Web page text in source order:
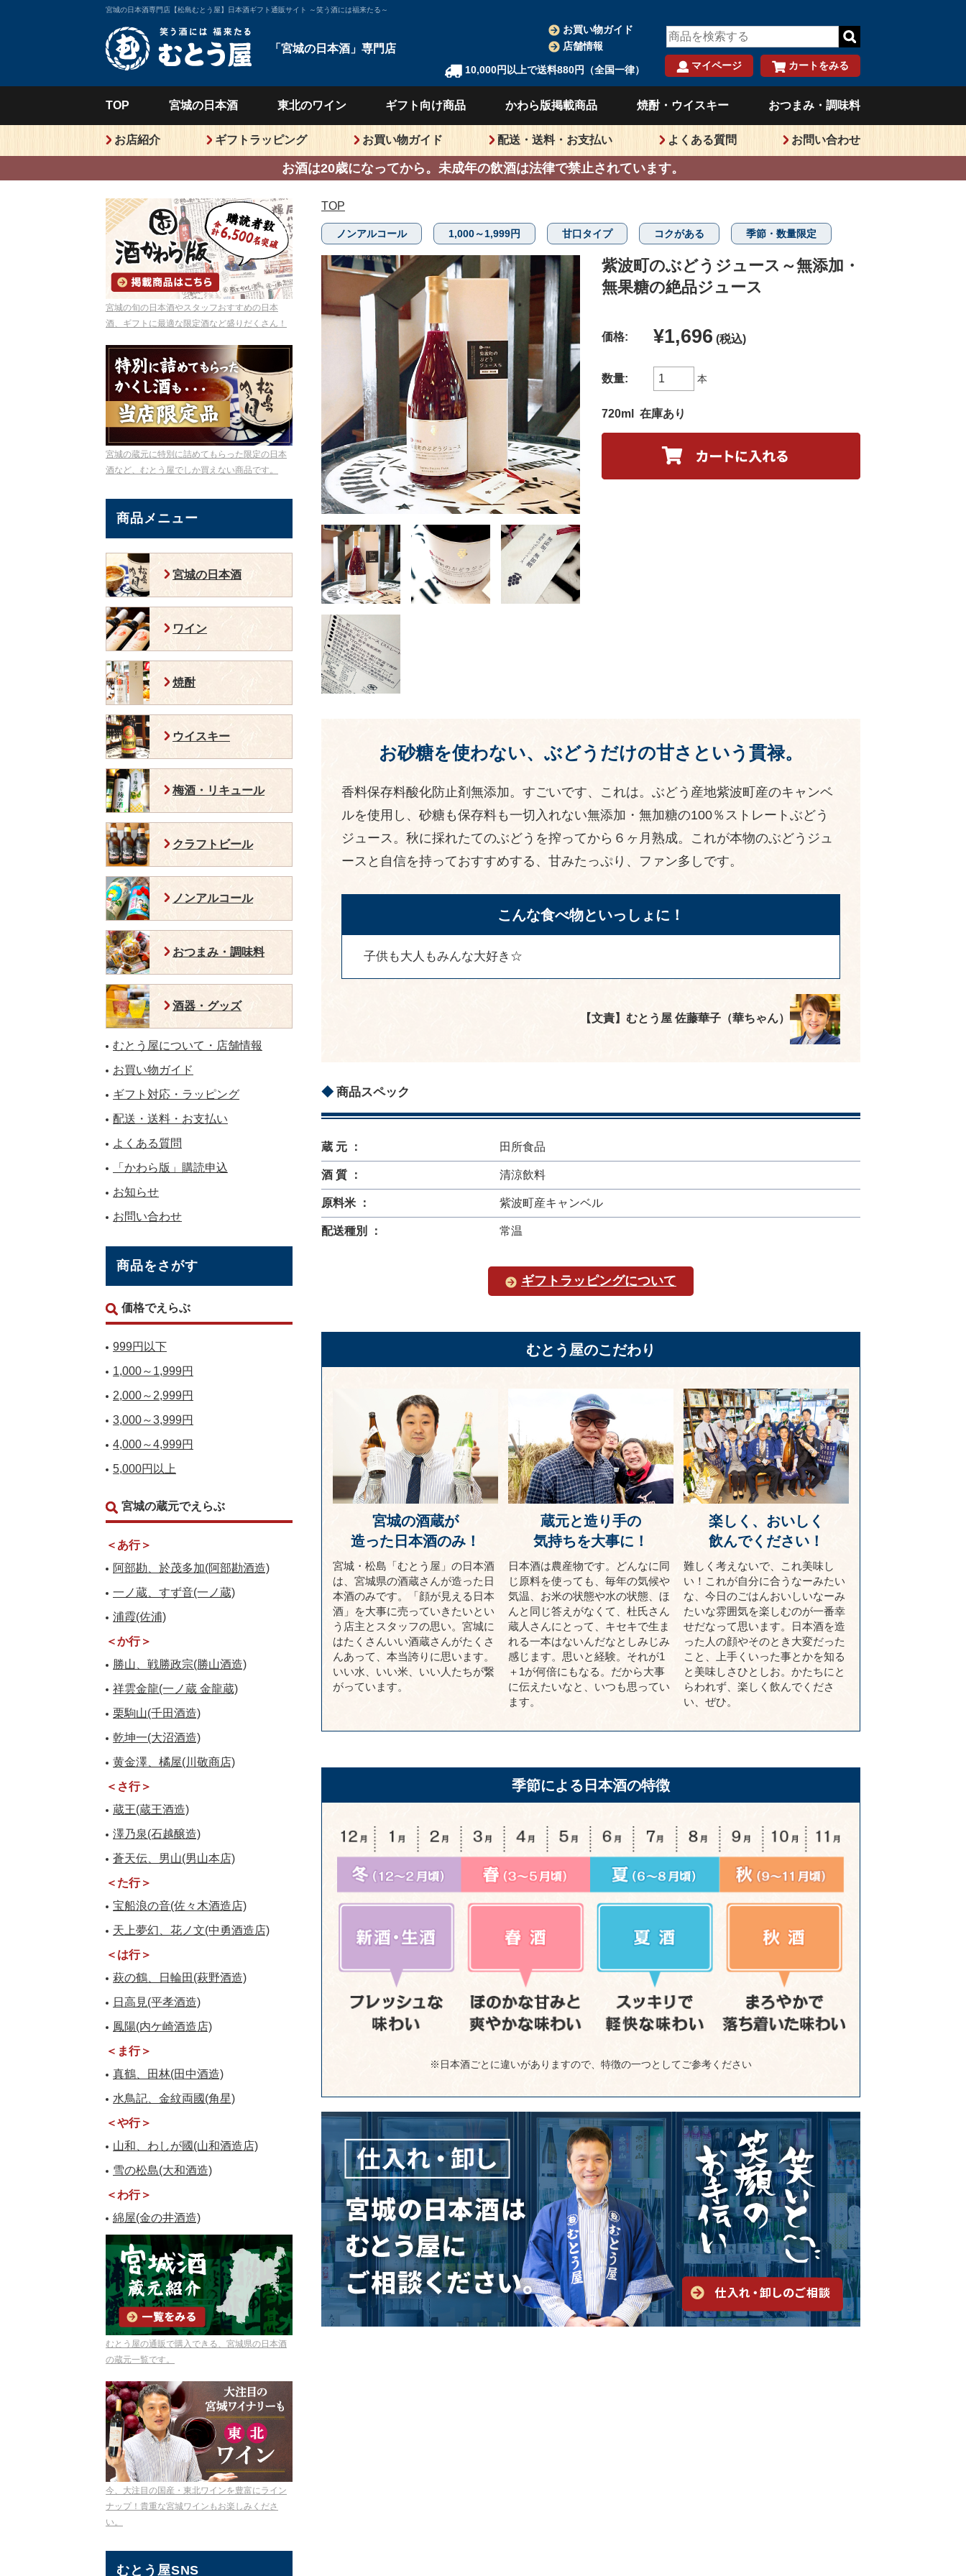
宮城の日本酒専門店【松島むとう屋】日本酒ギフト通販サイト ～笑う酒には福来たる～
「宮城の日本酒」 専門店
お買い物ガイド
店舗情報
10,000円以上で送料880円（全国一律） カートをみる
マイページ
TOP 宮城の日本酒 東北のワイン ギフト向け商品 かわら版掲載商品 焼酎・ウイスキー おつまみ・調味料
お店紹介 ギフトラッピング お買い物ガイド 配送・送料・お支払い よくある質問 お問い合わせ
お酒は20歳になってから。 未成年の飲酒は法律で禁止されています。
TOP
ノンアルコール 1,000～1,999円 甘口タイプ コクがある 季節・数量限定
紫波町のぶどうジュース～無添加・
無果糖の絶品ジュース
価格: ¥1,696 (税込)
数量: 本
720ml 在庫あり
お砂糖を使わない、ぶどうだけの甘さという貫禄。
香料保存料酸化防止剤無添加。すごいです、これは。ぶどう産地紫波町産のキャンベ
ルを使用し、砂糖も保存料も一切入れない無添加・無加糖の100％ストレートぶどう
ジュース。秋に採れたてのぶどうを搾ってから６ヶ月熟成。これが本物のぶどうジュ
ースと自信を持っておすすめする、甘みたっぷり、ファン多しです。
こんな食べ物といっしょに！
子供も大人もみんな大好き☆
【文責】むとう屋 佐藤華子（華ちゃん）
商品スペック
蔵 元 ： 田所食品
酒 質 ： 清涼飲料
原料米 ： 紫波町産キャンベル
配送種別 ： 常温
ギフトラッピングについて
むとう屋のこだわり
宮城の酒蔵が
造った日本酒のみ！
宮城・松島「むとう屋」の日本酒
は、宮城県の酒蔵さんが造った日
本酒のみです。「顔が見える日本
酒」を大事に売っていきたいとい
う店主とスタッフの思い。宮城に
はたくさんいい酒蔵さんがたくさ
んあって、本当誇りに思います。
いい水、いい米、いい人たちが繋
がっています。
蔵元と造り手の
気持ちを大事に！
日本酒は農産物です。どんなに同
じ原料を使っても、毎年の気候や
気温、お米の状態や水の状態、ほ
んと同じ答えがなくて、杜氏さん
蔵人さんにとって、キセキで生ま
れる一本はないんだなとしみじみ
感じます。思いと経験。それが1
＋1が何倍にもなる。だから大事
に伝えたいなと、いつも思ってい
ます。
楽しく、おいしく
飲んでください！
難しく考えないで、これ美味し
い！これが自分に合うなーみたい
な、今日のごはんおいしいなーみ
たいな雰囲気を楽しむのが一番幸
せだなって思います。日本酒を造
った人の顔やそのとき大変だった
こと、上手くいった事とかを知る
と美味しさひとしお。かたちにと
らわれず、楽しく飲んでくださ
い、ぜひ。
季節による日本酒の特徴
※日本酒ごとに違いがありますので、特徴の一つとしてご参考ください
宮城の旬の日本酒やスタッフおすすめの日本
酒、ギフトに最適な限定酒など盛りだくさん！
宮城の蔵元に特別に詰めてもらった限定の日本
酒など、むとう屋でしか買えない商品です。
商品メニュー
宮城の日本酒
ワイン
焼酎
ウイスキー
梅酒・リキュール
クラフトビール
ノンアルコール
おつまみ・調味料
酒器・グッズ
むとう屋について・店舗情報
お買い物ガイド
ギフト対応・ラッピング
配送・送料・お支払い
よくある質問
「かわら版」購読申込
お知らせ
お問い合わせ
商品をさがす
価格でえらぶ
999円以下
1,000～1,999円
2,000～2,999円
3,000～3,999円
4,000～4,999円
5,000円以上
宮城の蔵元でえらぶ
＜あ行＞
阿部勘、於茂多加(阿部勘酒造)
一ノ蔵、すず音(一ノ蔵)
浦霞(佐浦)
＜か行＞
勝山、戦勝政宗(勝山酒造)
祥雲金龍(一ノ蔵 金龍蔵)
栗駒山(千田酒造)
乾坤一(大沼酒造)
黄金澤、橘屋(川敬商店)
＜さ行＞
蔵王(蔵王酒造)
澤乃泉(石越醸造)
蒼天伝、男山(男山本店)
＜た行＞
宝船浪の音(佐々木酒造店)
天上夢幻、花ノ文(中勇酒造店)
＜は行＞
萩の鶴、日輪田(萩野酒造)
日高見(平孝酒造)
鳳陽(内ケ崎酒造店)
＜ま行＞
真鶴、田林(田中酒造)
水鳥記、金紋両國(角星)
＜や行＞
山和、わしが國(山和酒造店)
雪の松島(大和酒造)
＜わ行＞
綿屋(金の井酒造)
むとう屋の通販で購入できる、宮城県の日本酒
の蔵元一覧です。
今、大注目の国産・東北ワインを豊富にライン
ナップ！貴重な宮城ワインもお楽しみくださ
い。
むとう屋SNS